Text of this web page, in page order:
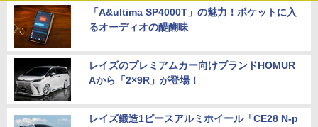
「A&ultima SP4000T」の魅力！ポケットに入
るオーディオの醍醐味
レイズのプレミアムカー向けブランドHOMUR
Aから「2×9R」が登場！
レイズ鍛造1ピースアルミホイール「CE28 N-p